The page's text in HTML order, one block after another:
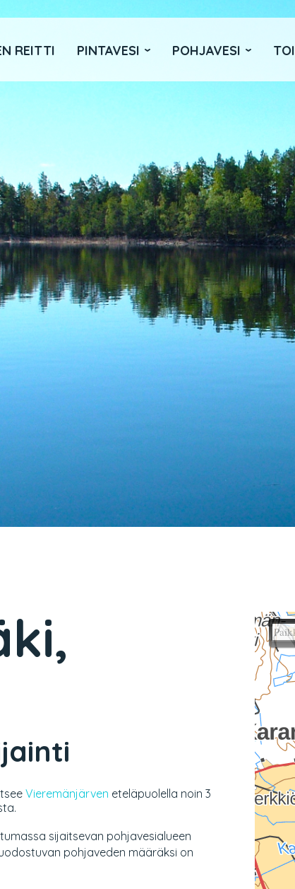
REITTI PINTAVESI POHJAVESI
Vieremänjärven eteläpuolella noin 3
sijaitsevan pohjavesialueen
pohjaveden määräksi on